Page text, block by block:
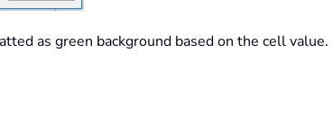
as green background based on the cell value.